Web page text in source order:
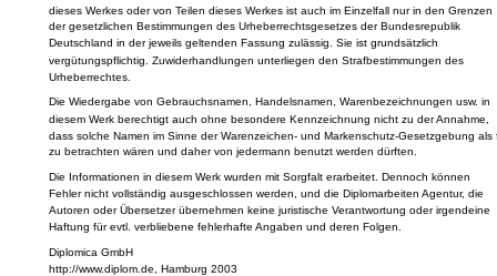
dieses Werkes oder von Teilen dieses Werkes ist auch im Einzelfall nur in den Grenzen
der gesetzlichen Bestimmungen des Urheberrechtsgesetzes der Bundesrepublik
Deutschland in der jeweils geltenden Fassung zulässig. Sie ist grundsätzlich
vergütungspflichtig. Zuwiderhandlungen unterliegen den Strafbestimmungen des
Urheberrechtes.
Die Wiedergabe von Gebrauchsnamen, Handelsnamen, Warenbezeichnungen usw. in
diesem Werk berechtigt auch ohne besondere Kennzeichnung nicht zu der Annahme,
dass solche Namen im Sinne der Warenzeichen- und Markenschutz-Gesetzgebung als
zu betrachten wären und daher von jedermann benutzt werden dürften.
Die Informationen in diesem Werk wurden mit Sorgfalt erarbeitet. Dennoch können
Fehler nicht vollständig ausgeschlossen werden, und die Diplomarbeiten Agentur, die
Autoren oder Übersetzer übernehmen keine juristische Verantwortung oder irgendeine
Haftung für evtl. verbliebene fehlerhafte Angaben und deren Folgen.
Diplomica GmbH
http://www.diplom.de, Hamburg 2003